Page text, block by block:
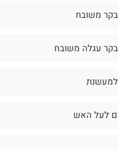
משובח
עגלה משובח
לעל האש